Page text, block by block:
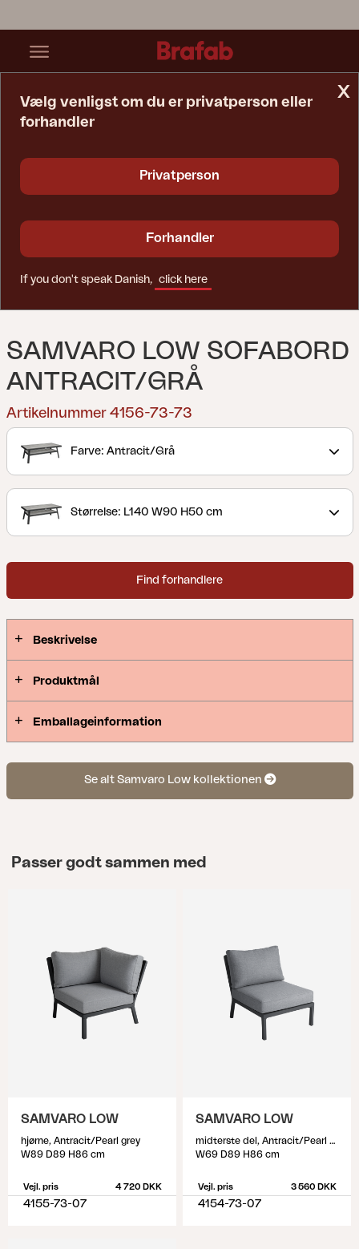
SAMVARO LOW SOFABORD
ANTRACIT/GRÅ
Artikelnummer 4156-73-73
Farve: Antracit/Grå
Størrelse: L140 W90 H50 cm
Find forhandlere
Beskrivelse
Produktmål
Emballageinformation
Se alt Samvaro Low kollektionen
Passer godt sammen med
SAMVARO LOW
hjørne, Antracit/Pearl grey
W89 D89 H86 cm
Vejl. pris 4 720 DKK
4155-73-07
SAMVARO LOW
midterste del, Antracit/Pearl grey
W69 D89 H86 cm
Vejl. pris 3 560 DKK
4154-73-07
x
Vælg venligst om du er privatperson eller
forhandler
Privatperson
Forhandler
If you don't speak Danish, click here